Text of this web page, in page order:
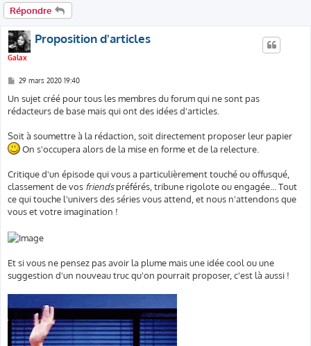
Répondre
Galax
Proposition d'articles
M
s
s
a
29 mars 2020 19:40
Un sujet créé pour tous les membres du forum qui ne sont pas
rédacteurs de base mais qui ont des idées d'articles.
Soit à soumettre à la rédaction, soit directement proposer leur papier
On s'occupera alors de la mise en forme et de la relecture.
Critique d'un épisode qui vous a particulièrement touché ou offusqué,
classement de vos friendspréférés, tribune rigolote ou engagée... Tout
ce qui touche l'univers des séries vous attend, et nous n'attendons que
vous et votre imagination !
Et si vous ne pensez pas avoir la plume mais une idée cool ou une
suggestion d'un nouveau truc qu'on pourrait proposer, c'est là aussi !